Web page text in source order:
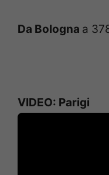
Da Bologna a
VIDEO: Parigi